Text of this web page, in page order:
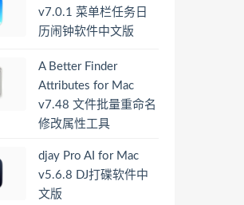
v7.0.1 菜单栏任务日
历闹钟软件中文版
A Better Finder
Attributes for Mac
v7.48 文件批量重命名
修改属性工具
djay Pro AI for Mac
v5.6.8 DJ打碟软件中
文版